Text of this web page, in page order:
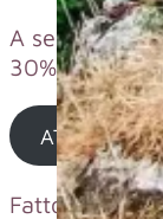
A seconda
30%.
ATTIVA
Fatto?